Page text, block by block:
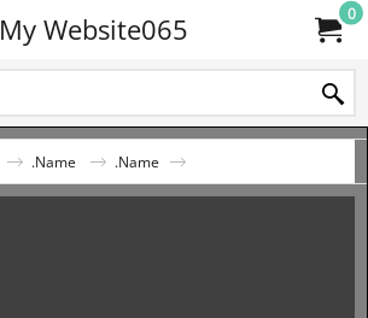
My Website065 0
.Name .Name